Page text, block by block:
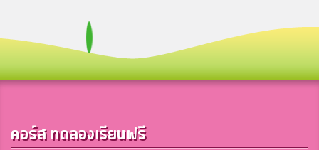
คอร์ส ทดลองเรียนฟรี